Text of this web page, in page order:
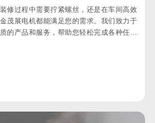
修过程中需要拧紧螺丝，还是在车间高效
茂展电机都能满足您的需求。我们致力于
的产品和服务，帮助您轻松完成各种任